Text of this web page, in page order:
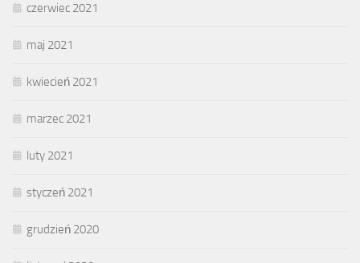
czerwiec 2021
maj 2021
kwiecień 2021
marzec 2021
luty 2021
styczeń 2021
grudzień 2020